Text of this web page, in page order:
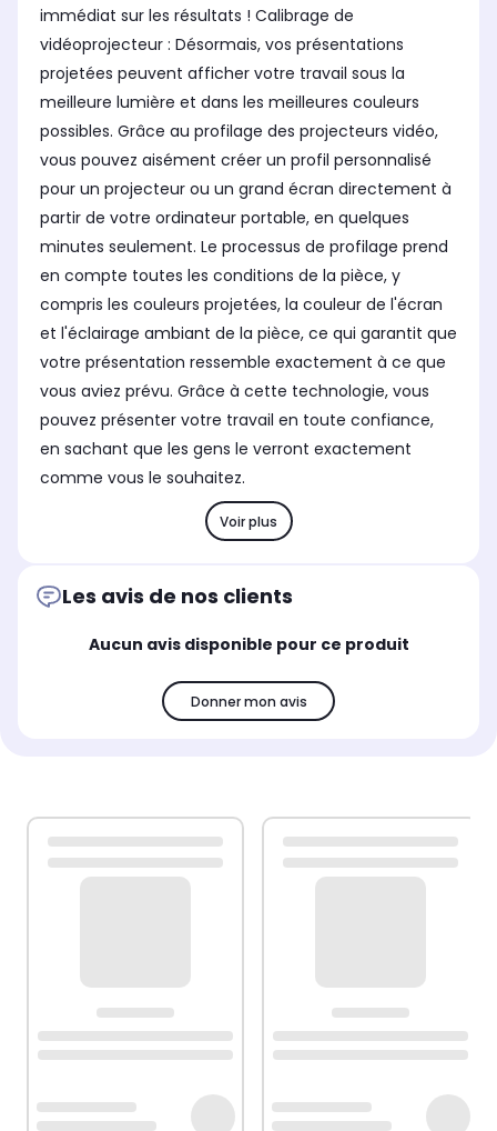
immédiat sur les résultats ! Calibrage de
vidéoprojecteur : Désormais, vos présentations
projetées peuvent afficher votre travail sous la
meilleure lumière et dans les meilleures couleurs
possibles. Grâce au profilage des projecteurs vidéo,
vous pouvez aisément créer un profil personnalisé
pour un projecteur ou un grand écran directement à
partir de votre ordinateur portable, en quelques
minutes seulement. Le processus de profilage prend
en compte toutes les conditions de la pièce, y
compris les couleurs projetées, la couleur de l'écran
et l'éclairage ambiant de la pièce, ce qui garantit que
votre présentation ressemble exactement à ce que
vous aviez prévu. Grâce à cette technologie, vous
pouvez présenter votre travail en toute confiance,
en sachant que les gens le verront exactement
comme vous le souhaitez.
Voir plus
Les avis de nos clients
Aucun avis disponible pour ce produit
Donner mon avis